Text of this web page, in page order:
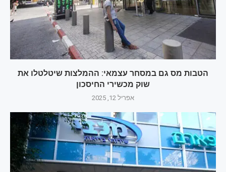
הטבות מס גם במסחר עצמאי: ההמלצות שיטלטלו את
שוק מכשירי החיסכון
אפריל 12, 2025